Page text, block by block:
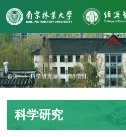
首页 >> 科学研究 >> 科研项目
科学研究